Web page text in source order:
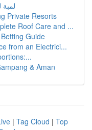
Private Resorts
Roof Care and ...
Guide
from an Electrici...
& Aman
| Tag Cloud | Top